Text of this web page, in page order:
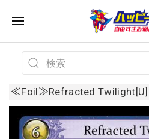
≪Foil≫Refracted Twilight[U]